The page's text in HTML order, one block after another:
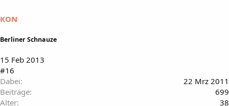
KON
Berliner Schnauze
15 Feb 2013
#16
Dabei
22 Mrz 2011
Beiträge
699
Alter
38